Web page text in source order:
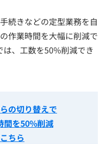
続きなどの定型業務を自
作業時間を大幅に削減で
は、工数を50%削減でき
の切り替えで
間を50%削減
ちら